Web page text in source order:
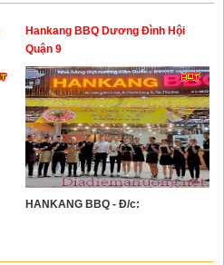
Hankang BBQ Dương Đình Hội
Quận 9
HANKANG BBQ - Đ/c: